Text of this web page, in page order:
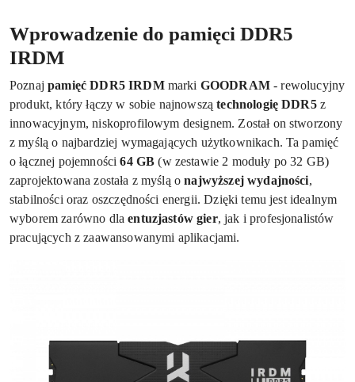
Wprowadzenie do pamięci DDR5
IRDM
Poznajpamięć DDR5 IRDMmarki GOODRAM- rewolucyjny
produkt, który łączy w sobie najnowszątechnologię DDR5z
innowacyjnym, niskoprofilowym designem. Został on stworzony
z myślą o najbardziej wymagających użytkownikach. Ta pamięć
o łącznej pojemności64 GB (w zestawie 2 moduły po 32 GB)
zaprojektowana została z myślą onajwyższej wydajności,
stabilności oraz oszczędności energii. Dzięki temu jest idealnym
wyborem zarówno dlaentuzjastów gier, jak i profesjonalistów
pracujących z zaawansowanymi aplikacjami.